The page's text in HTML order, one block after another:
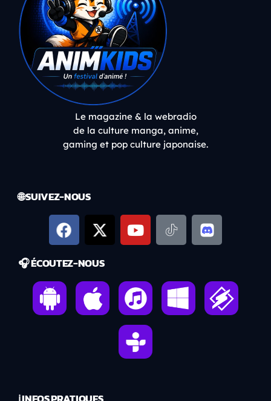
Le magazine & la webradio
de la culture manga, anime,
gaming et pop culture japonaise.
🌐 SUIVEZ-NOUS
🎧 ÉCOUTEZ-NOUS